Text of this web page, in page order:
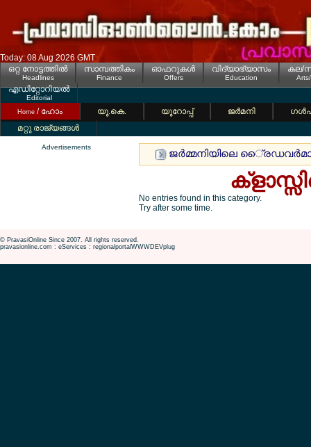
Today: 08 Aug 2026 GMT
ഒറ്റ നോട്ടത്തില്‍
Headlines
സാമ്പത്തികം
Finance
ഓഫറുകള്‍
Offers
വിദ്യാഭ്യാസം
Education
കല/
എഡിറ്റോറിയല്‍
Editorial
Home / ഹോം യൂ.കെ. യൂറോപ്പ് ജര്‍മനി
മറ്റു രാജ്യങ്ങള്‍
Advertisements
ജര്‍മ്മനിയിലെ
No entries found in this category.
Try after some time.
© PravasiOnline Since 2007. All rights reserved.
pravasionline.com : eServices : regionalportalWWWDEVplug